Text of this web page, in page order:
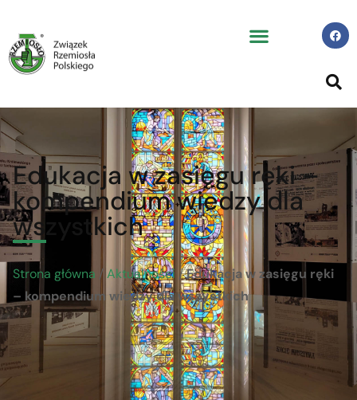
Edukacja w zasięgu ręki –
kompendium wiedzy dla
wszystkich
Strona główna / Aktualności /Edukacja w zasięgu ręki
– kompendium wiedzy dla wszystkich